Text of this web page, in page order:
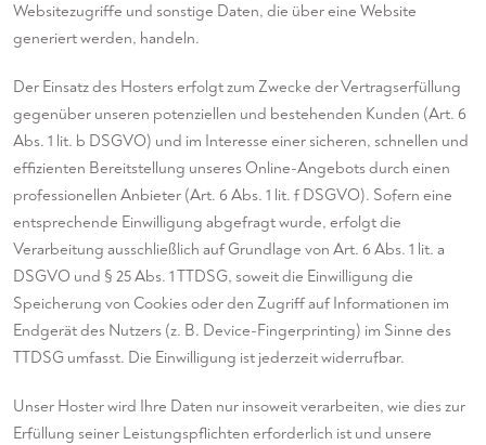
Websitezugriffe und sonstige Daten, die über eine Website
generiert werden, handeln.
Der Einsatz des Hosters erfolgt zum Zwecke der Vertragserfüllung
gegenüber unseren potenziellen und bestehenden Kunden (Art. 6
Abs. 1 lit. b DSGVO) und im Interesse einer sicheren, schnellen und
effizienten Bereitstellung unseres Online-Angebots durch einen
professionellen Anbieter (Art. 6 Abs. 1 lit. f DSGVO). Sofern eine
entsprechende Einwilligung abgefragt wurde, erfolgt die
Verarbeitung ausschließlich auf Grundlage von Art. 6 Abs. 1 lit. a
DSGVO und § 25 Abs. 1 TTDSG, soweit die Einwilligung die
Speicherung von Cookies oder den Zugriff auf Informationen im
Endgerät des Nutzers (z. B. Device-Fingerprinting) im Sinne des
TTDSG umfasst. Die Einwilligung ist jederzeit widerrufbar.
Unser Hoster wird Ihre Daten nur insoweit verarbeiten, wie dies zur
Erfüllung seiner Leistungspflichten erforderlich ist und unsere